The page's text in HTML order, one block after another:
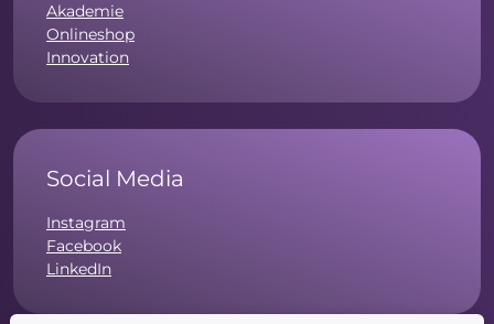
Akademie
Onlineshop
Innovation
Social Media
Instagram
Facebook
LinkedIn